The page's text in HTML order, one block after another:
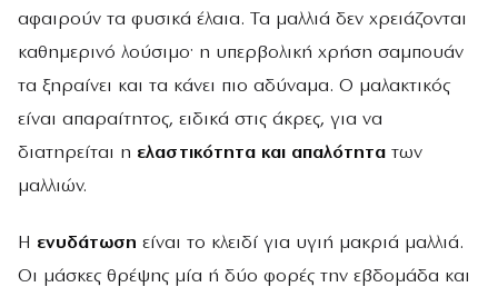
αφαιρούν τα φυσικά έλαια. Τα μαλλιά δεν χρειάζονται
καθημερινό λούσιμο· η υπερβολική χρήση σαμπουάν
τα ξηραίνει και τα κάνει πιο αδύναμα. Ο μαλακτικός
είναι απαραίτητος, ειδικά στις άκρες, για να
διατηρείται η ελαστικότητα και απαλότητα των
μαλλιών.
Η ενυδάτωση είναι το κλειδί για υγιή μακριά μαλλιά.
Οι μάσκες θρέψης μία ή δύο φορές την εβδομάδα και